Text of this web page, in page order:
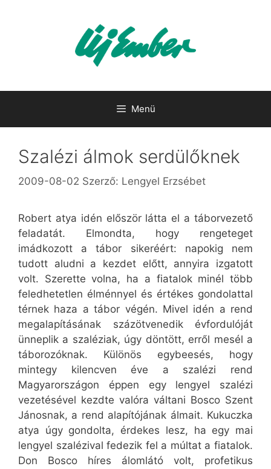
Menü
Szalézi álmok serdülőknek
2009-08-02 Szerző: Lengyel Erzsébet
Robert atya idén először látta el a táborvezető
feladatát. Elmondta, hogy rengeteget
imádkozott a tábor sikeréért: napokig nem
tudott aludni a kezdet előtt, annyira izgatott
volt. Szerette volna, ha a fiatalok minél több
feledhetetlen élménnyel és értékes gondolattal
térnek haza a tábor végén. Mivel idén a rend
megalapításának százötvenedik évfordulóját
ünneplik a szaléziak, úgy döntött, erről mesél a
táborozóknak. Különös egybeesés, hogy
mintegy kilencven éve a szalézi rend
Magyarországon éppen egy lengyel szalézi
vezetésével kezdte valóra váltani Bosco Szent
Jánosnak, a rend alapítójának álmait. Kukuczka
atya úgy gondolta, érdekes lesz, ha egy mai
lengyel szalézival fedezik fel a múltat a fiatalok.
Don Bosco híres álomlátó volt, profetikus